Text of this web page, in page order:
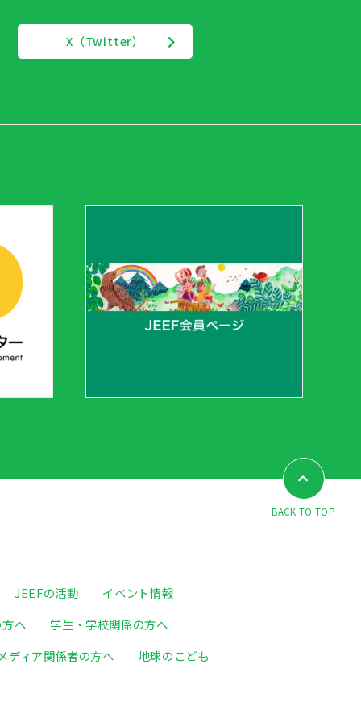
X（Twitter）
BACK TO TOP
JEEFの活動
イベント情報
へ
学生・学校関係の方へ
メディア関係者の方へ
地球のこども